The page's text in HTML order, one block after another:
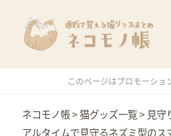
猫グッズ一覧
メーカー別
価格別
このページはプロモーショ
ネコモノ帳>猫グッズ一覧> 見守
アルタイムで見守るネズミ型のス